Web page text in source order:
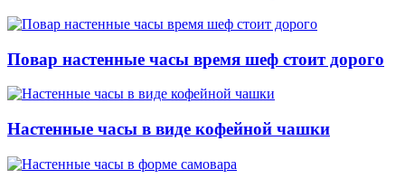
Повар настенные часы время шеф стоит дорого
Настенные часы в виде кофейной чашки